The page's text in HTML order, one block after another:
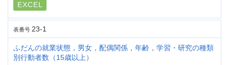
EXCEL
表番号 23-1
ふだんの就業状態，男女，配偶関係，年齢，学習・研究の種類
別行動者数（15歳以上）